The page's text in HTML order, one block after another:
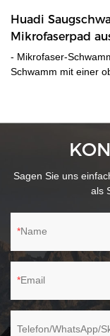
Huadi
Mikrofaserpad
- Mikrofaser-
Schwamm mit einer
Sagen Sie uns
als
Name
Email
Telefon/WhatsApp/